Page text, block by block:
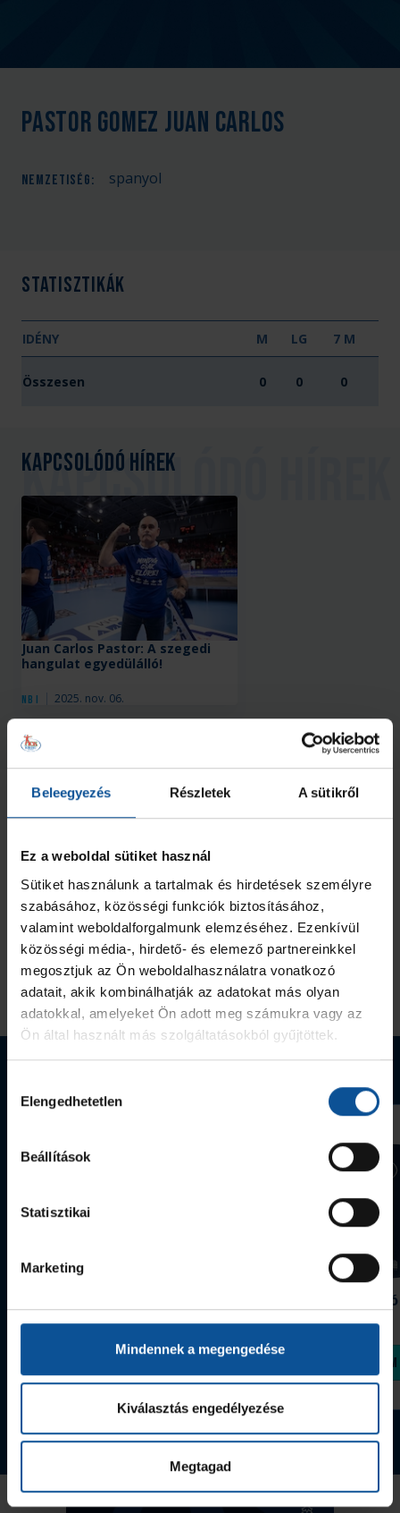
Beleegyezés Részletek A sütikről
Ez a weboldal sütiket használ
Sütiket használunk a tartalmak és hirdetések személyre
szabásához, közösségi funkciók biztosításához,
valamint weboldalforgalmunk elemzéséhez. Ezenkívül
közösségi média-, hirdető- és elemező partnereinkkel
megosztjuk az Ön weboldalhasználatra vonatkozó
adatait, akik kombinálhatják az adatokat más olyan
adatokkal, amelyeket Ön adott meg számukra vagy az
Ön által használt más szolgáltatásokból gyűjtöttek.
kiválasztása
Elengedhetetlen
Beállítások
Statisztikai
Marketing
Mindennek a megengedése
Kiválasztás engedélyezése
Megtagad
Pastor Gomez Juan Carlos
NEMZETISÉG: spanyol
Statisztikák
IDÉNY M LG 7 M
Összesen 0 0 0
Kapcsolódó hírek
Megnézem az összeset
NB I 2025. nov. 06.
Juan Carlos Pastor: A szegedi
hangulat egyedülálló!
Tovább a webshopra
Megvásárolom